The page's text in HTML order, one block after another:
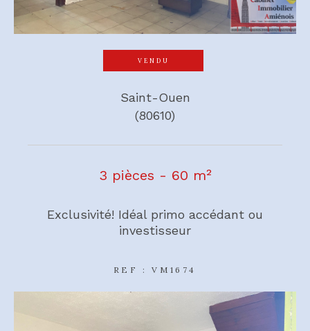
VENDU
Saint-Ouen
(80610)
3 pièces - 60 m²
Exclusivité! Idéal primo accédant ou
investisseur
REF : VM1674